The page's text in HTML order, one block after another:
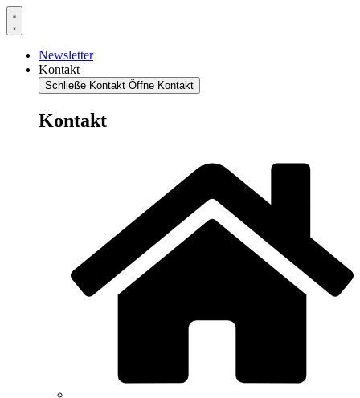
Newsletter
Kontakt
Schließe Kontakt Öffne Kontakt
Kontakt